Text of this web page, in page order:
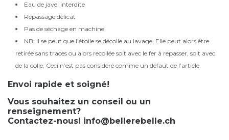
Eau de javel interdite
Repassage délicat
Pas de séchage en machine
NB: Il se peut que l’étoile se décolle au lavage. Elle peut alors être
retirée sans traces ou alors recollée soit avec le fer à repasser, soit avec
de la colle. Ceci n’est pas considéré comme un défaut de l’article.
Envoi rapide et soigné!
Vous souhaitez un conseil ou un
renseignement?
Contactez-nous! info@bellerebelle.ch